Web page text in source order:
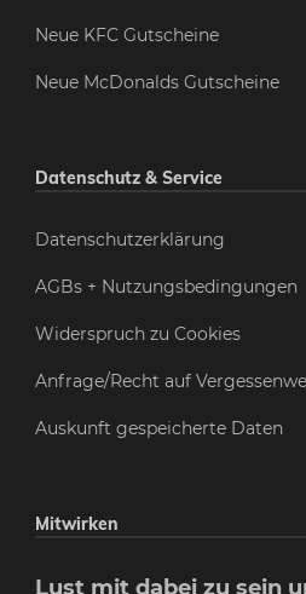
Neue KFC Gutscheine
Neue McDonalds Gutscheine
Datenschutz & Service
Datenschutzerklärung
AGBs + Nutzungsbedingungen
Widerspruch zu Cookies
Anfrage/Recht auf
Auskunft gespeicherte Daten
Mitwirken
Lust mit dabei zu sein